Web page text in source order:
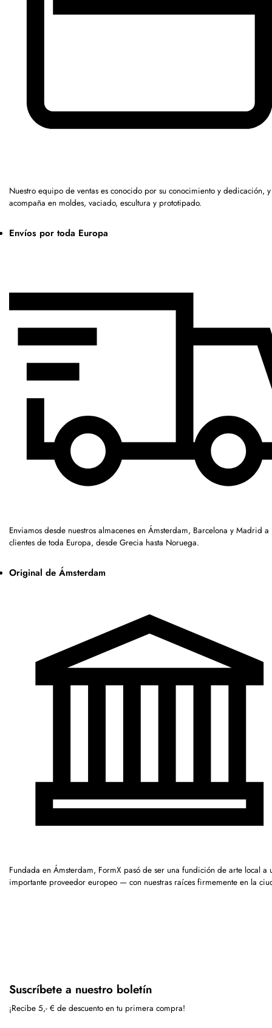
Nuestro equipo de ventas es conocido por su conocimiento y dedicación,
acompaña en moldes, vaciado, escultura y prototipado.
Envíos por toda Europa
Enviamos desde nuestros almacenes en Ámsterdam, Barcelona y Madrid a
clientes de toda Europa, desde Grecia hasta Noruega.
Original de Ámsterdam
Fundada en Ámsterdam, FormX pasó de ser una fundición de arte local a
importante proveedor europeo — con nuestras raíces firmemente en la
Suscríbete a nuestro boletín
¡Recibe 5,- € de descuento en tu primera compra!